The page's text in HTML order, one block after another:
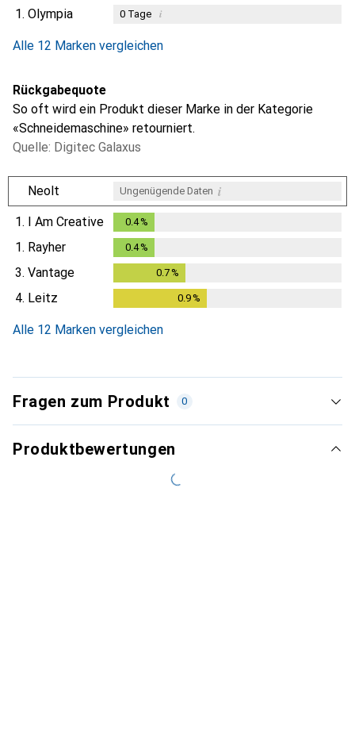
1. Olympia 0Tage i
Alle 12 Marken vergleichen
Rückgabequote
So oft wird ein Produkt dieser Marke in der Kategorie
«Schneidemaschine» retourniert.
Quelle: Digitec Galaxus
Neolt Ungenügende Daten i
1. I Am Creative 0.4%
1. Rayher 0.4%
3. Vantage 0.7 %
4. Leitz 0.9%
Alle 12 Marken vergleichen
Fragen zum Produkt 0
Produktbewertungen